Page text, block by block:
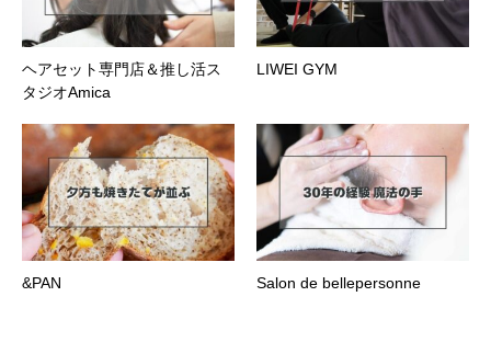
ヘアセット専門店＆推し活ス
タジオAmica
LIWEI GYM
&PAN Salon de bellepersonne